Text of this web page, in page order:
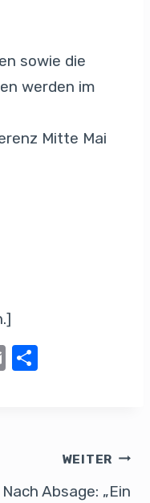
sowie die
werden im
Mitte Mai
E
WEITER
Nach Absage: „Ein